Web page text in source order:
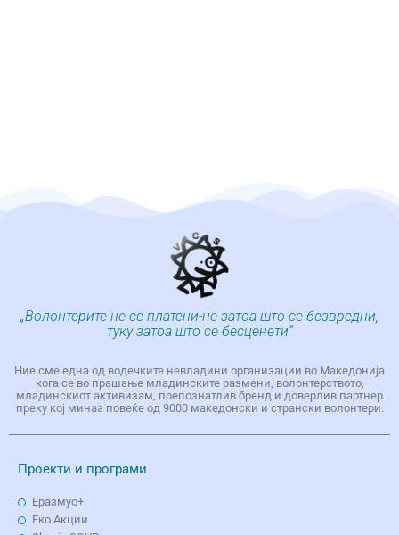
„Волонтерите не се платени-не затоа што се безвредни,
туку затоа што се бесценети“
Ние сме една од водечките невладини организации во Македонија
кога се во прашање младинските размени, волонтерството,
младинскиот активизам, препознатлив бренд и доверлив партнер
преку кој минаа повеќе од 9000 македонски и странски волонтери.
Проекти и програми
Еразмус+
Еко Aкции